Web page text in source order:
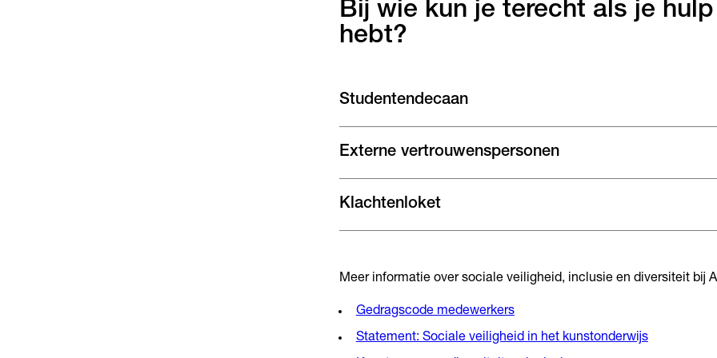
Bij wie kun je terecht als je
hebt?
Studentendecaan
Externe vertrouwenspersonen
Klachtenloket
Meer informatie over sociale veiligheid, inclusie en diversiteit bij
Gedragscode medewerkers
Statement: Sociale veiligheid in het kunstonderwijs